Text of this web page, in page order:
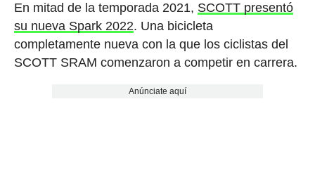
En mitad de la temporada 2021, SCOTT presentó
su nueva Spark 2022. Una bicicleta
completamente nueva con la que los ciclistas del
SCOTT SRAM comenzaron a competir en carrera.
Anúnciate aquí